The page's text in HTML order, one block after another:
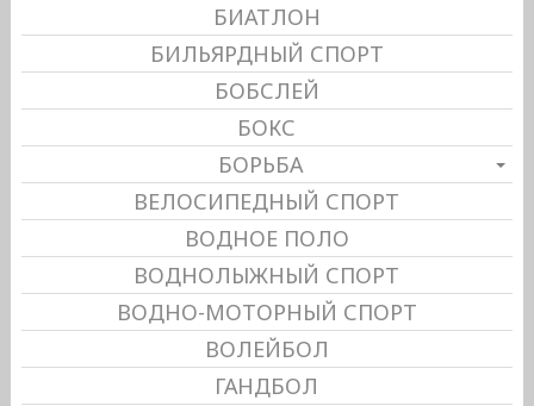
БИАТЛОН
БИЛЬЯРДНЫЙ СПОРТ
БОБСЛЕЙ
БОКС
БОРЬБА
ВЕЛОСИПЕДНЫЙ СПОРТ
ВОДНОЕ ПОЛО
ВОДНОЛЫЖНЫЙ СПОРТ
ВОДНО-МОТОРНЫЙ СПОРТ
ВОЛЕЙБОЛ
ГАНДБОЛ